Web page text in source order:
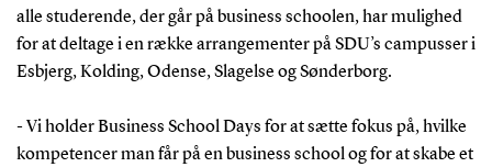
alle studerende, der går på business schoolen, har mulighed
for at deltage i en række arrangementer på SDU’s campusser i
Esbjerg, Kolding, Odense, Slagelse og Sønderborg.
- Vi holder Business School Days for at sætte fokus på, hvilke
kompetencer man får på en business school og for at skabe et